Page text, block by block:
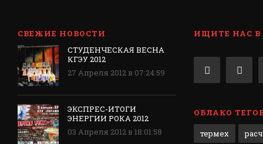
СВЕЖИЕ НОВОСТИ
СТУДЕНЧЕСКАЯ ВЕСНА
КГЭУ 2012
27 Апреля 2012 в 07:24:59
ЭКСПРЕС-ИТОГИ
ЭНЕРГИИ РОКА 2012
03 Апреля 2012 в 18:01:58
ИЩИТЕ НАС В
ОБЛАКО
термех